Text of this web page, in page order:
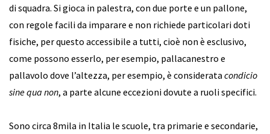
di squadra. Si gioca in palestra, con due porte e un pallone,
con regole facili da imparare e non richiede particolari doti
fisiche, per questo accessibile a tutti, cioè non è esclusivo,
come possono esserlo, per esempio, pallacanestro e
pallavolo dove l’altezza, per esempio, è considerata condicio
sine qua non, a parte alcune eccezioni dovute a ruoli specifici.
Sono circa 8mila in Italia le scuole, tra primarie e secondarie,